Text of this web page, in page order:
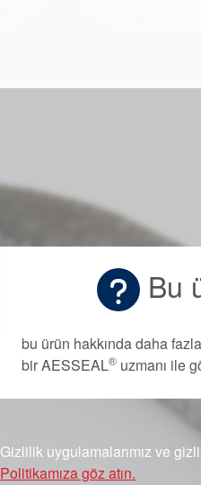
Bu
bu ürün hakkında daha
bir AESSEAL® uzmanı ile
Gizlilik uygulamalarımız ve
Politikamıza göz atın.